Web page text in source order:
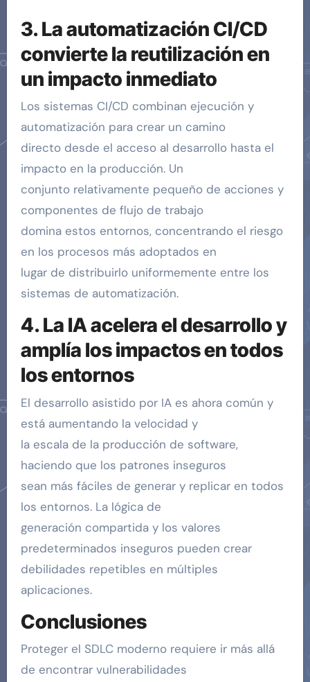
3. La automatización CI/CD
convierte la reutilización en
un impacto inmediato
Los sistemas CI/CD combinan ejecución y
automatización para crear un camino
directo desde el acceso al desarrollo hasta el
impacto en la producción. Un
conjunto relativamente pequeño de acciones y
componentes de flujo de trabajo
domina estos entornos, concentrando el riesgo
en los procesos más adoptados en
lugar de distribuirlo uniformemente entre los
sistemas de automatización.
4. La IA acelera el desarrollo y
amplía los impactos en todos
los entornos
El desarrollo asistido por IA es ahora común y
está aumentando la velocidad y
la escala de la producción de software,
haciendo que los patrones inseguros
sean más fáciles de generar y replicar en todos
los entornos. La lógica de
generación compartida y los valores
predeterminados inseguros pueden crear
debilidades repetibles en múltiples
aplicaciones.
Conclusiones
Proteger el SDLC moderno requiere ir más allá
de encontrar vulnerabilidades